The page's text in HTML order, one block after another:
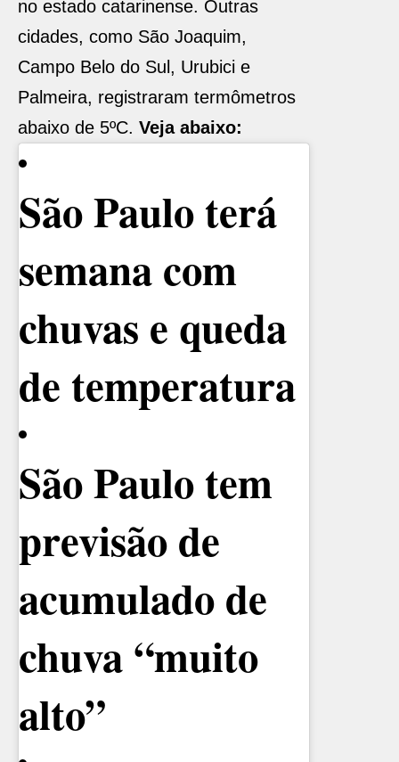
no estado catarinense. Outras
cidades, como São Joaquim,
Campo Belo do Sul, Urubici e
Palmeira, registraram termômetros
abaixo de 5ºC. Veja abaixo:
São Paulo terá
semana com
chuvas e queda
de temperatura
São Paulo tem
previsão de
acumulado de
chuva “muito
alto”